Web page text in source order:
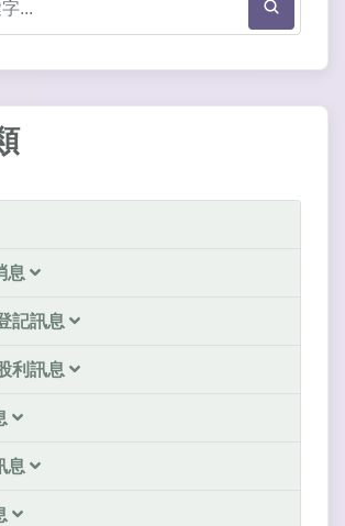
息
記訊息
利訊息
息